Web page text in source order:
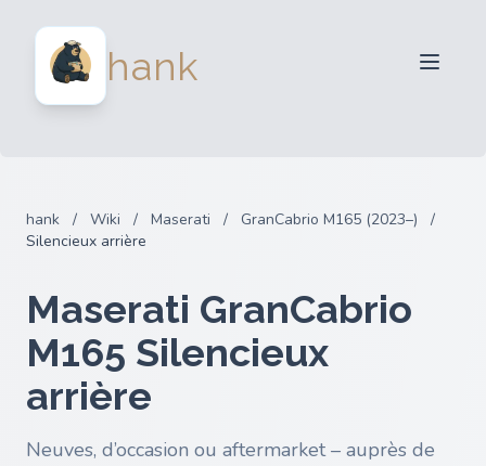
hank
hank / Wiki / Maserati / GranCabrio M165 (2023–)
/
Silencieux arrière
Maserati GranCabrio
M165 Silencieux
arrière
Neuves, d’occasion ou aftermarket – auprès de